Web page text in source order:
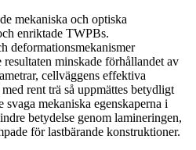
mekaniska och optiska
enriktade TWPBs.
deformationsmekanismer
minskade förhållandet av
cellväggens effektiva
rent trä så uppmättes betydligt
mekaniska egenskaperna i
betydelse genom lamineringen,
för lastbärande konstruktioner.